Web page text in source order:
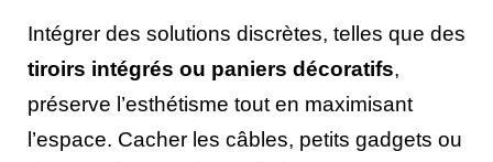
Intégrer des solutions discrètes, telles que des
tiroirs intégrés ou paniers décoratifs,
préserve l’esthétisme tout en maximisant
l’espace. Cacher les câbles, petits gadgets ou